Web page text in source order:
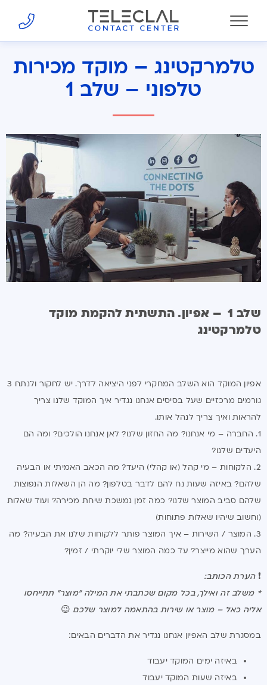
טלמרקטינג – מוקד מכירות
טלפוני – שלב 1
שלב 1 – אפיון. התשתית להקמת מוקד
טלמרקטינג
אפיון המוקד הוא השלב המחקרי לפני היציאה לדרך. יש לחקור ולנתח 3
גורמים מרכזיים שעל בסיסים אנחנו נגדיר איך המוקד שלנו צריך
להראות ואיך צריך לנהל אותו.
1. החברה – מי אנחנו? מה החזון שלנו? לאן אנחנו הולכים? ומה הם
היעדים שלנו?
2. הלקוחות – מי קהל (או קהלי) היעד? מה הכאב האמיתי או הבעיה
שלהם? באיזה שעות נח להם לדבר בטלפון? מה הן השאלות הנפוצות
שלהם סביב המוצר שלנו? כמה זמן נמשכת שיחת מכירה? ועוד שאלות
(וחשוב שיהיו שאלות פתוחות)
3. המוצר / השירות – איך המוצר פותר ללקוחות שלנו את הבעיה? מה
הערך שהוא מייצר? עד כמה המוצר שלי יוקרתי / זמין?
❗ הערת הכותב:
* משלב זה ואילך, בכל מקום שכתבתי את המילה "מוצר" תתייחסו
אליה כאל – מוצר או שירות בהתאמה למוצר שלכם 😉
במסגרת שלב האפיון אנחנו נגדיר את הדברים הבאים:
באיזה ימים המוקד יעבוד
באיזה שעות המוקד יעבוד